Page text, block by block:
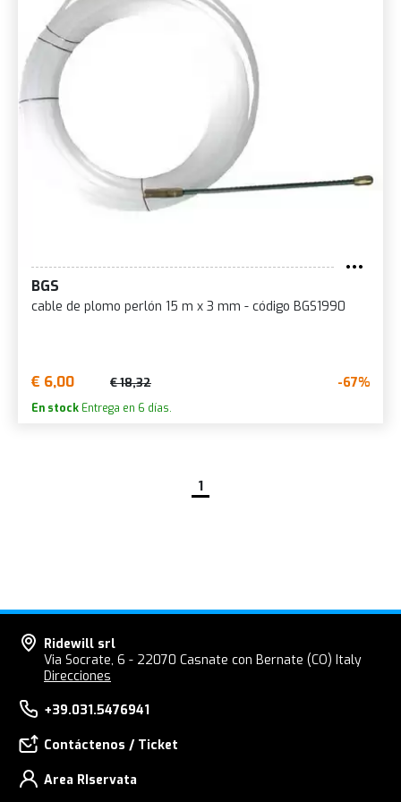
BGS
cable de plomo perlón 15 m x 3 mm - código BGS1990
€ 6,00 € 18,32 -67%
En stock Entrega en 6 días.
1
Ridewill srl
Via Socrate, 6 - 22070 Casnate con Bernate (CO) Italy
Direcciones
+39.031.5476941
Contáctenos / Ticket
Area RIservata